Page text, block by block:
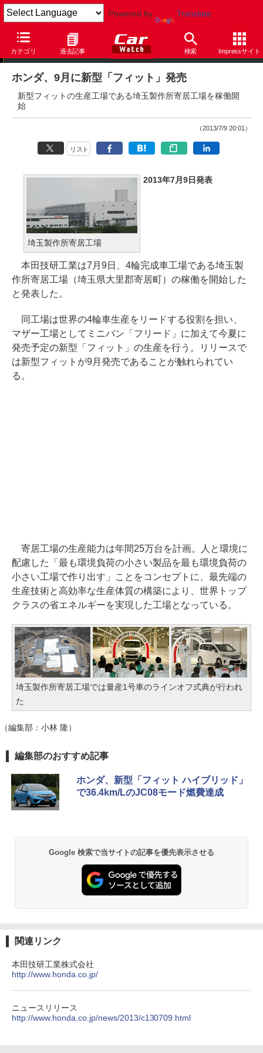
Powered by Translate
カテゴリ 過去記事 検索 Impressサイト
ニュース
ホンダ、9月に新型「フィット」発売
新型フィットの生産工場である埼玉製作所寄居工場を稼働開
始
（2013/7/9 20:01）
リスト
埼玉製作所寄居工場
2013年7月9日発表
本田技研工業は7月9日、4輪完成車工場である埼玉製
作所寄居工場（埼玉県大里郡寄居町）の稼働を開始した
と発表した。
同工場は世界の4輪車生産をリードする役割を担い、
マザー工場としてミニバン「フリード」に加えて今夏に
発売予定の新型「フィット」の生産を行う。リリースで
は新型フィットが9月発売であることが触れられてい
る。
寄居工場の生産能力は年間25万台を計画。人と環境に
配慮した「最も環境負荷の小さい製品を最も環境負荷の
小さい工場で作り出す」ことをコンセプトに、最先端の
生産技術と高効率な生産体質の構築により、世界トップ
クラスの省エネルギーを実現した工場となっている。
埼玉製作所寄居工場では量産1号車のラインオフ式典が行われ
た
（編集部：小林 隆）
編集部のおすすめ記事
ホンダ、新型「フィット ハイブリッド」
で36.4km/LのJC08モード燃費達成
Google 検索で当サイトの記事を優先表示させる
関連リンク
本田技研工業株式会社
http://www.honda.co.jp/
ニュースリリース
http://www.honda.co.jp/news/2013/c130709.html